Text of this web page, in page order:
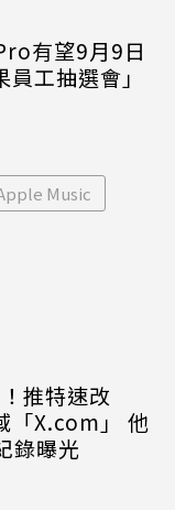
有望9月9日
工抽選會」
Music
推特速改
「X.com」 他
錄曝光